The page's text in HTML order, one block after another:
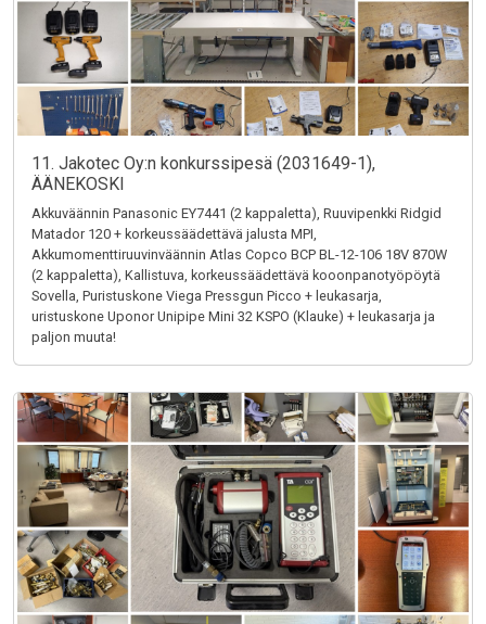
11. Jakotec Oy:n konkurssipesä (2031649-1),
ÄÄNEKOSKI
Akkuväännin Panasonic EY7441 (2 kappaletta), Ruuvipenkki Ridgid
Matador 120 + korkeussäädettävä jalusta MPI,
Akkumomenttiruuvinväännin Atlas Copco BCP BL-12-106 18V 870W
(2 kappaletta), Kallistuva, korkeussäädettävä kooonpanotyöpöytä
Sovella, Puristuskone Viega Pressgun Picco + leukasarja,
uristuskone Uponor Unipipe Mini 32 KSPO (Klauke) + leukasarja ja
paljon muuta!